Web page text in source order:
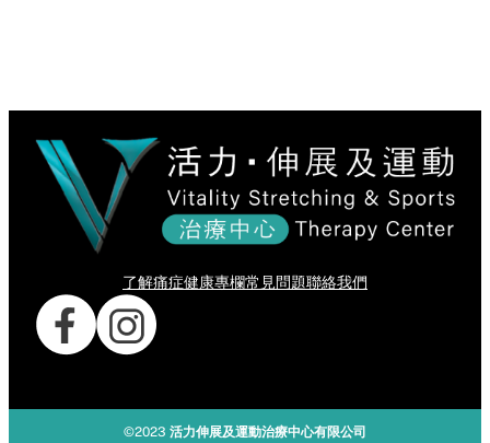
了解痛症健康專欄常見問題聯絡我們
©2023 活力伸展及運動治療中心有限公司